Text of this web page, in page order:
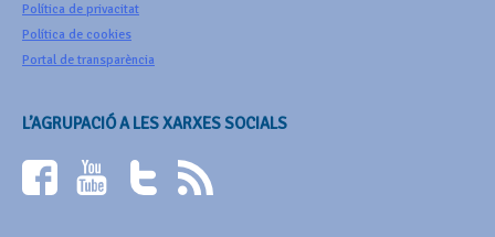
Política de privacitat
Política de cookies
Portal de transparència
L’AGRUPACIÓ A LES XARXES SOCIALS